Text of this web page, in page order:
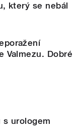
který se nebál
Valmezu. Dobré
urologem